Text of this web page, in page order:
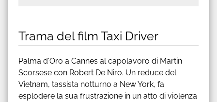
Trama del film Taxi Driver
Palma d'Oro a Cannes al capolavoro di Martin
Scorsese con Robert De Niro. Un reduce del
Vietnam, tassista notturno a New York, fa
esplodere la sua frustrazione in un atto di violenza